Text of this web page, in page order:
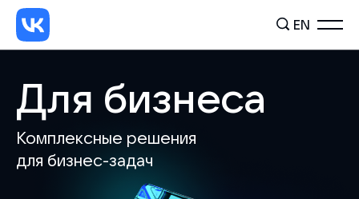
EN
Для бизнеса
Комплексные решения
для бизнес-задач